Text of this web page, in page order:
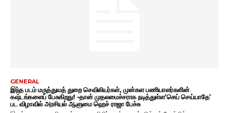
GENERAL
இந்த படம் மருத்துவத் துறை செவிலியர்கள், முன்கள பணியாளர்களின்
கஷ்டங்களைப் பேசுகிறது! -தான் முதலமைச்சராக நடித்துள்ள’செய் செய்யாதே’
பட விழாவில் அரசியல் ஆளுமை ஹெச் ராஜா பேச்சு